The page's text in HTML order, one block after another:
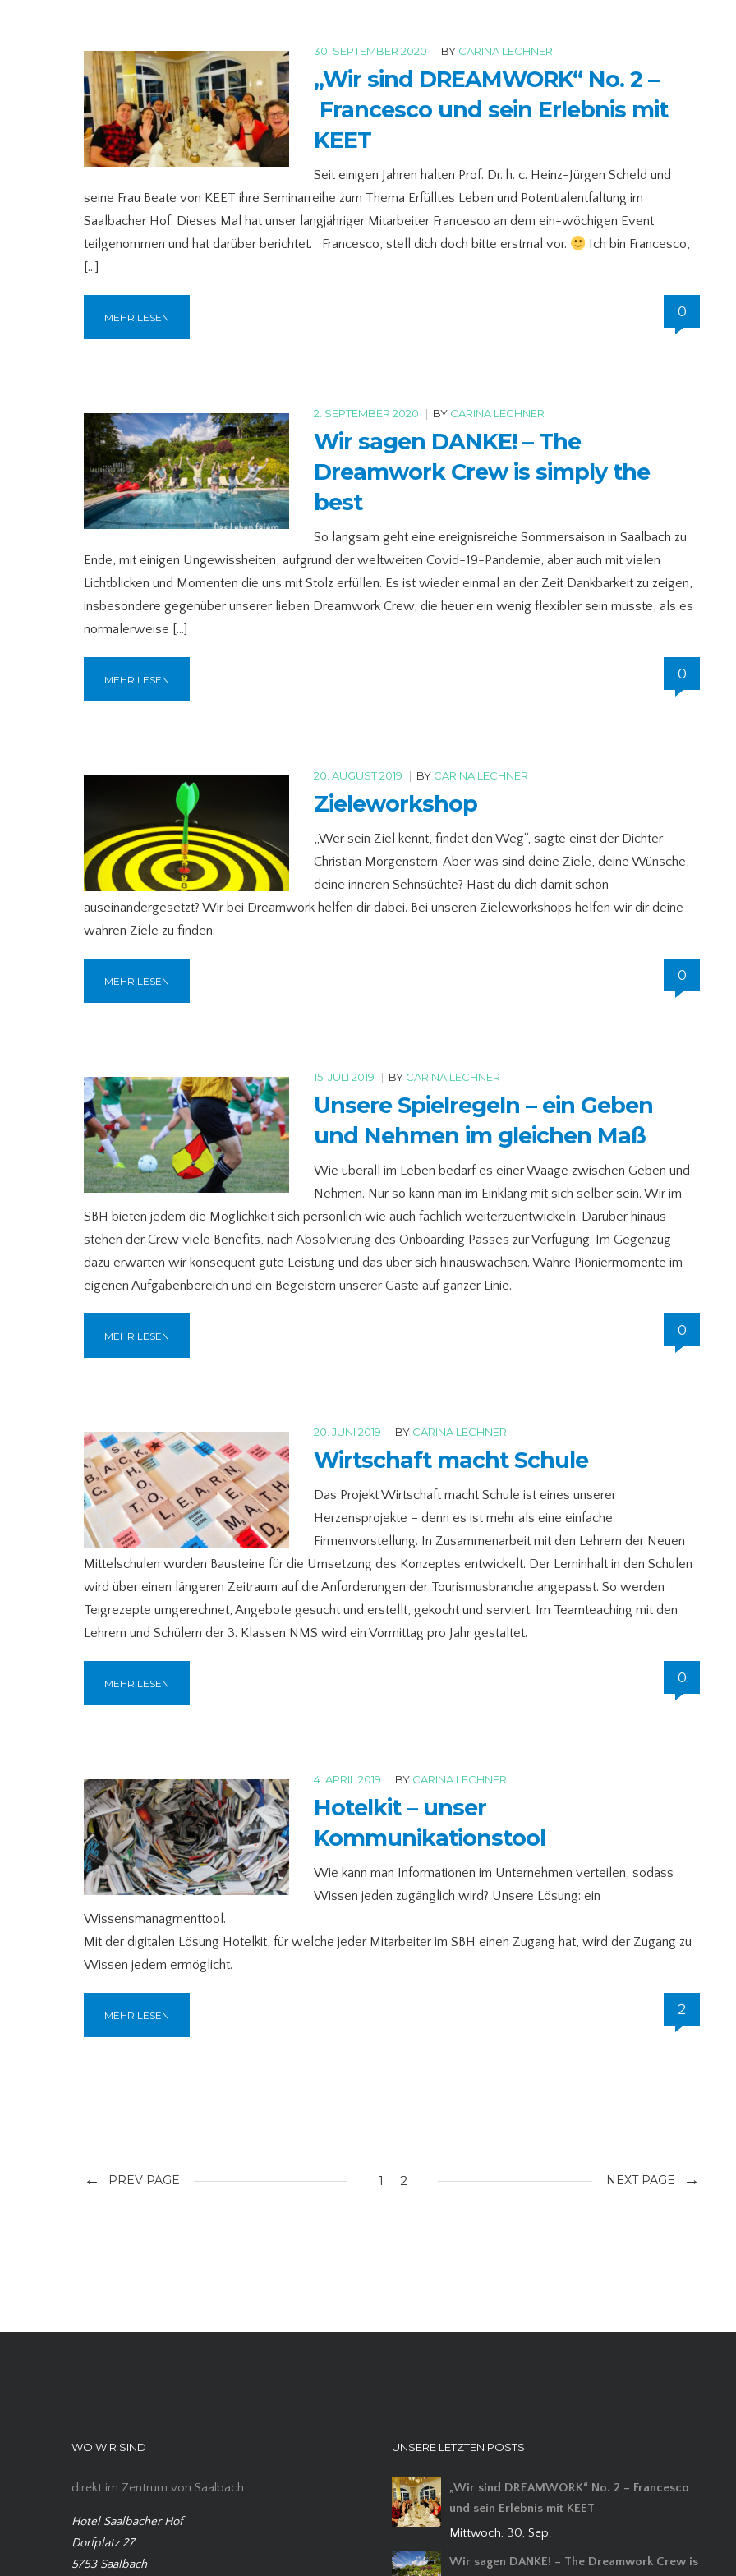
30. SEPTEMBER 2020 | BY CARINA LECHNER
„Wir sind DREAMWORK“ No. 2 –
Francesco und sein Erlebnis mit
KEET
Seit einigen Jahren halten Prof. Dr. h. c. Heinz-Jürgen Scheld und
seine Frau Beate von KEET ihre Seminarreihe zum Thema Erfülltes Leben und Potentialentfaltung im
Saalbacher Hof. Dieses Mal hat unser langjähriger Mitarbeiter Francesco an dem ein-wöchigen Event
teilgenommen und hat darüber berichtet. Francesco, stell dich doch bitte erstmal vor.
Ich bin Francesco,
[…]
MEHR LESEN 0
2. SEPTEMBER 2020 | BY CARINA LECHNER
Wir sagen DANKE! – The
Dreamwork Crew is simply the
best
So langsam geht eine ereignisreiche Sommersaison in Saalbach zu
Ende, mit einigen Ungewissheiten, aufgrund der weltweiten Covid-19-Pandemie, aber auch mit vielen
Lichtblicken und Momenten die uns mit Stolz erfüllen. Es ist wieder einmal an der Zeit Dankbarkeit zu zeigen,
insbesondere gegenüber unserer lieben Dreamwork Crew, die heuer ein wenig flexibler sein musste, als es
normalerweise […]
MEHR LESEN 0
20. AUGUST 2019 | BY CARINA LECHNER
Zieleworkshop
„Wer sein Ziel kennt, findet den Weg“, sagte einst der Dichter
Christian Morgenstern. Aber was sind deine Ziele, deine Wünsche,
deine inneren Sehnsüchte? Hast du dich damit schon
auseinandergesetzt? Wir bei Dreamwork helfen dir dabei. Bei unseren Zieleworkshops helfen wir dir deine
wahren Ziele zu finden.
MEHR LESEN 0
15. JULI 2019 | BY CARINA LECHNER
Unsere Spielregeln – ein Geben
und Nehmen im gleichen Maß
Wie überall im Leben bedarf es einer Waage zwischen Geben und
Nehmen. Nur so kann man im Einklang mit sich selber sein. Wir im
SBH bieten jedem die Möglichkeit sich persönlich wie auch fachlich weiterzuentwickeln. Darüber hinaus
stehen der Crew viele Benefits, nach Absolvierung des Onboarding Passes zur Verfügung. Im Gegenzug
dazu erwarten wir konsequent gute Leistung und das über sich hinauswachsen. Wahre Pioniermomente im
eigenen Aufgabenbereich und ein Begeistern unserer Gäste auf ganzer Linie.
MEHR LESEN 0
20. JUNI 2019 | BY CARINA LECHNER
Wirtschaft macht Schule
Das Projekt Wirtschaft macht Schule ist eines unserer
Herzensprojekte – denn es ist mehr als eine einfache
Firmenvorstellung. In Zusammenarbeit mit den Lehrern der Neuen
Mittelschulen wurden Bausteine für die Umsetzung des Konzeptes entwickelt. Der Lerninhalt in den Schulen
wird über einen längeren Zeitraum auf die Anforderungen der Tourismusbranche angepasst. So werden
Teigrezepte umgerechnet, Angebote gesucht und erstellt, gekocht und serviert. Im Teamteaching mit den
Lehrern und Schülern der 3. Klassen NMS wird ein Vormittag pro Jahr gestaltet.
MEHR LESEN 0
4. APRIL 2019 | BY CARINA LECHNER
Hotelkit – unser
Kommunikationstool
Wie kann man Informationen im Unternehmen verteilen, sodass
Wissen jeden zugänglich wird? Unsere Lösung: ein
Wissensmanagmenttool.
Mit der digitalen Lösung Hotelkit, für welche jeder Mitarbeiter im SBH einen Zugang hat, wird der Zugang zu
Wissen jedem ermöglicht.
MEHR LESEN 2
← PREV PAGE 1 2 NEXT PAGE →
WO WIR SIND
direkt im Zentrum von Saalbach
Hotel Saalbacher Hof
Dorfplatz 27
5753 Saalbach
UNSERE LETZTEN POSTS
„Wir sind DREAMWORK“ No. 2 – Francesco
und sein Erlebnis mit KEET
Mittwoch, 30, Sep.
Wir sagen DANKE! – The Dreamwork Crew is